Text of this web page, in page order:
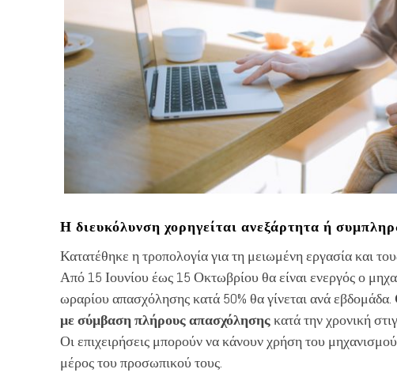
Η διευκόλυνση χορηγείται ανεξάρτητα ή
Κατατέθηκε η τροπολογία για τη μειωμένη εργασία και
Από 15 Ιουνίου έως 15 Οκτωβρίου θα είναι ενεργός ο
ωραρίου απασχόλησης κατά 50% θα γίνεται ανά εβδομάδα.
με σύμβαση πλήρους απασχόλησηςκατά την χρονική
Οι επιχειρήσεις μπορούν να κάνουν χρήση του
μέρος του προσωπικού τους.